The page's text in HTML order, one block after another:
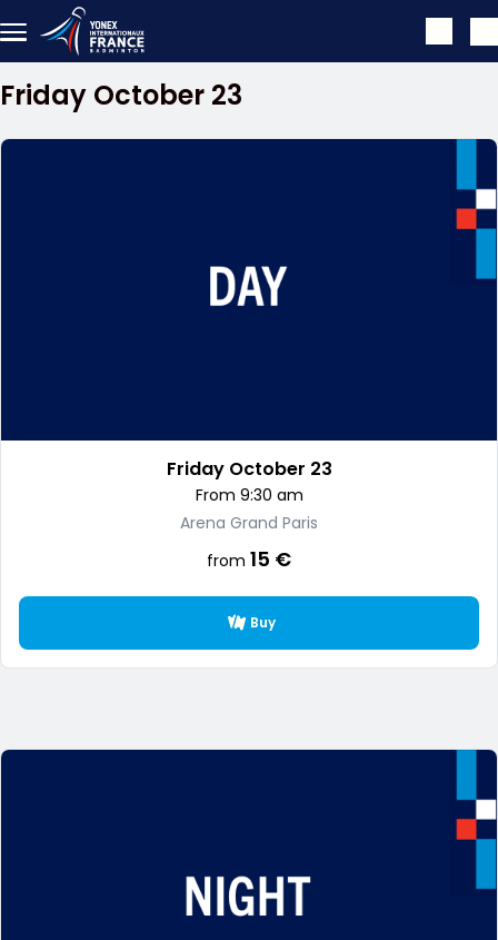
Skip to main content
Friday October 23
Friday October 23
From 9:30 am
Arena Grand Paris
from 15 €
Buy